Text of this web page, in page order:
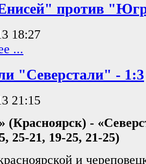
против
18:27
...
"Северстали" - 1:3
21:15
(Красноярск) -
25-21, 19-25, 21-25)
и